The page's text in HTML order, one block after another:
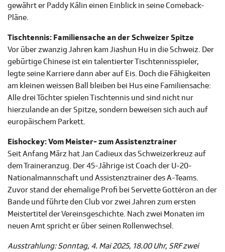
gewährt er Paddy Kälin einen Einblick in seine Comeback-
Pläne.
Tischtennis: Familiensache an der Schweizer Spitze
Vor über zwanzig Jahren kam Jiashun Hu in die Schweiz. Der
gebürtige Chinese ist ein talentierter Tischtennisspieler,
legte seine Karriere dann aber auf Eis. Doch die Fähigkeiten
am kleinen weissen Ball bleiben bei Hus eine Familiensache:
Alle drei Töchter spielen Tischtennis und sind nicht nur
hierzulande an der Spitze, sondern beweisen sich auch auf
europäischem Parkett.
Eishockey: Vom Meister- zum Assistenztrainer
Seit Anfang März hat Jan Cadieux das Schweizerkreuz auf
dem Traineranzug. Der 45-Jährige ist Coach der U-20-
Nationalmannschaft und Assistenztrainer des A-Teams.
Zuvor stand der ehemalige Profi bei Servette Gottéron an der
Bande und führte den Club vor zwei Jahren zum ersten
Meistertitel der Vereinsgeschichte. Nach zwei Monaten im
neuen Amt spricht er über seinen Rollenwechsel.
Ausstrahlung: Sonntag, 4. Mai 2025, 18.00 Uhr, SRF zwei